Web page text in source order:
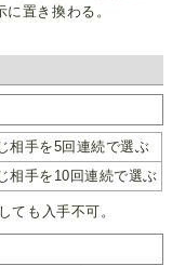
に置き換わる。
相手を5回連続で選ぶ
相手を10回連続で選ぶ
ても入手不可。